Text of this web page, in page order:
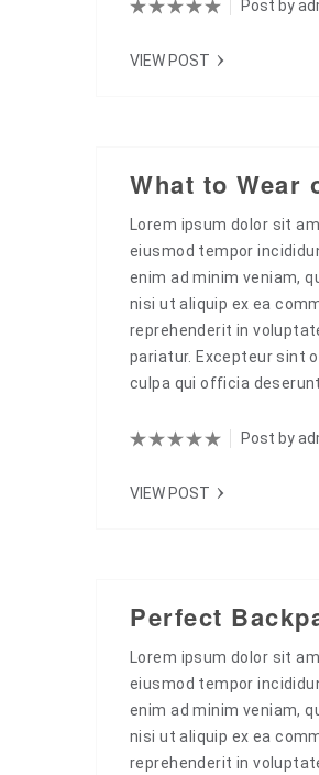
Post by
VIEW POST
What to Wear
Lorem ipsum dolor sit
eiusmod tempor
enim ad minim veniam,
nisi ut aliquip ex ea
reprehenderit in
pariatur. Excepteur sint
culpa qui officia
Post by
VIEW POST
Perfect
Lorem ipsum dolor sit
eiusmod tempor
enim ad minim veniam,
nisi ut aliquip ex ea
reprehenderit in